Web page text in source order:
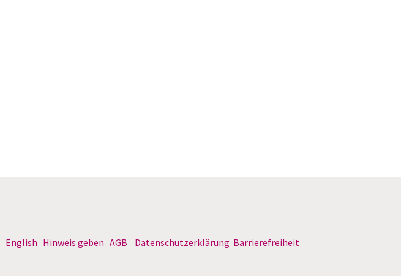
English Hinweis geben AGB Datenschutzerklärung Barrierefreiheit